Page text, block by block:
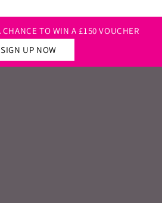
CHANCE TO WIN A £150 VOUCHER
SIGN UP NOW